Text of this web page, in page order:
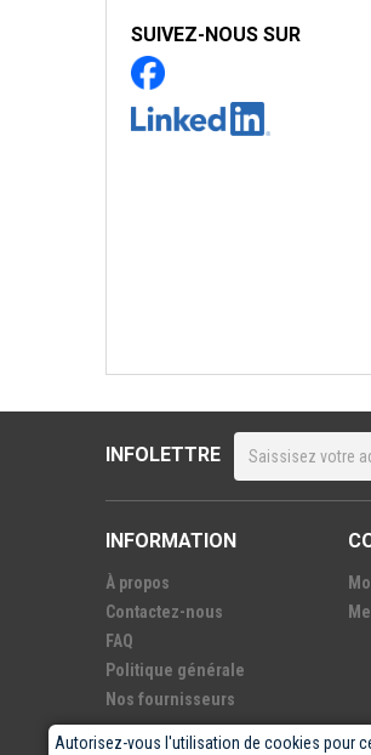
Autorisez-vous l'utilisation de cookies pour
SUIVEZ-NOUS SUR
INFOLETTRE
INFORMATION
À propos
Contactez-nous
FAQ
Politique générale
Nos fournisseurs